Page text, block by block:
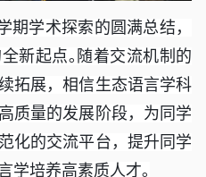
期学术探索的圆满总结，
新起点｡随着交流机制的
拓展，相信生态语言学科
质量的发展阶段，为同学
化的交流平台，提升同学
学培养高素质人才｡